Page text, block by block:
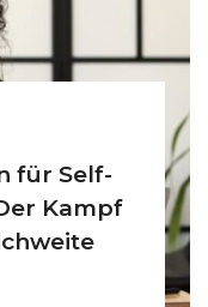
für Self-
Kampf